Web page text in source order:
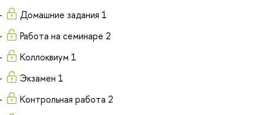
Домашние задания 1
Работа на семинаре 2
Коллоквиум 1
Экзамен 1
Контрольная работа 2